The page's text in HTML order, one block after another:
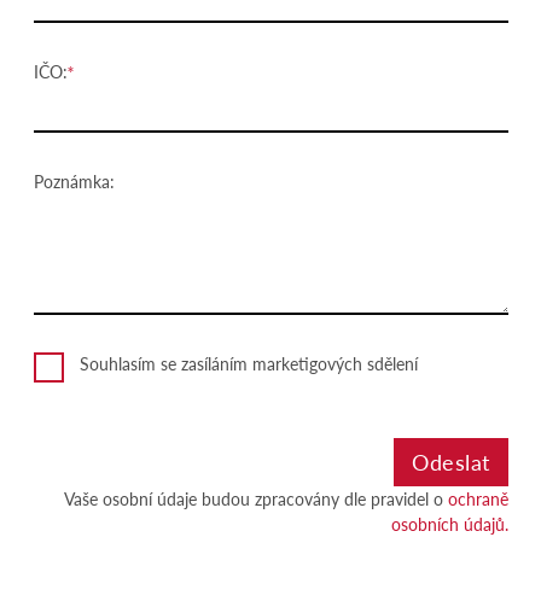
IČO:
Poznámka:
Souhlasím se zasíláním marketigových sdělení
Vaše osobní údaje budou zpracovány dle pravidel o ochraně
osobních údajů.